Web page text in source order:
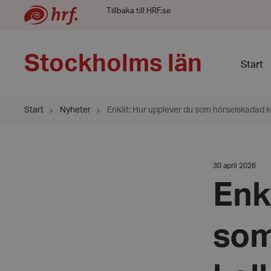
Tillbaka till HRF.se
Stockholms län Start
Start Nyheter Enkät: Hur upplever du som hörselskadad
Datum:
april
2026
30 april 2026